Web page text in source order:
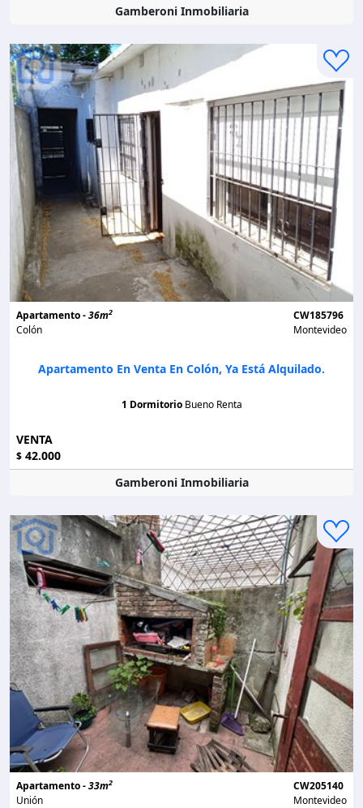
Gamberoni Inmobiliaria
Apartamento -36m2
Colón
CW185796
Montevideo
Apartamento En Venta En Colón, Ya Está Alquilado.
1 Dormitorio Bueno Renta
VENTA
$ 42.000
Gamberoni Inmobiliaria
Apartamento -33m2
Unión
CW205140
Montevideo